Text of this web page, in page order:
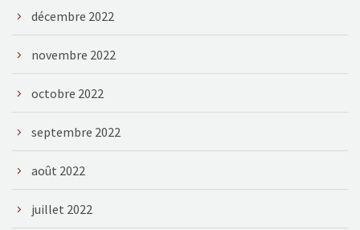
décembre 2022
novembre 2022
octobre 2022
septembre 2022
août 2022
juillet 2022